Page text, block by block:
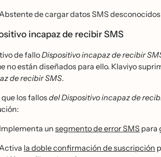
Abstente de cargar datos SMS
incapaz de recibir SMS
de falloDispositivo incapaz de recibir
no están diseñados para ello. Klaviyo
de recibir SMS.
que los fallos del Dispositivo incapaz de
Implementa un segmento de error SMS para
Activa la doble confirmación de suscripción